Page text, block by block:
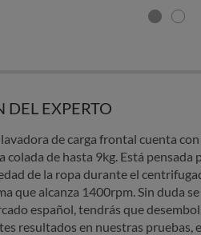
DEL EXPERTO
de carga frontal cuenta
colada de hasta 9kg. Está pensada
de la ropa durante el
que alcanza 1400rpm. Sin duda
español, tendrás que
resultados en nuestras pruebas,